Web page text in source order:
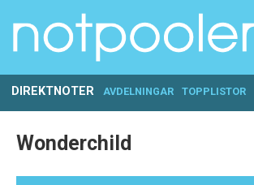
DIREKTNOTER AVDELNINGAR TOPPLISTOR
Wonderchild